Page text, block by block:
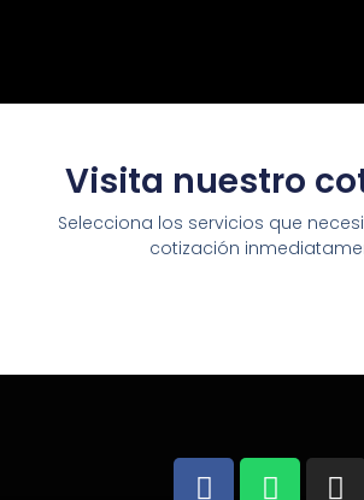
Visita nuestro
Selecciona los servicios que
cotización